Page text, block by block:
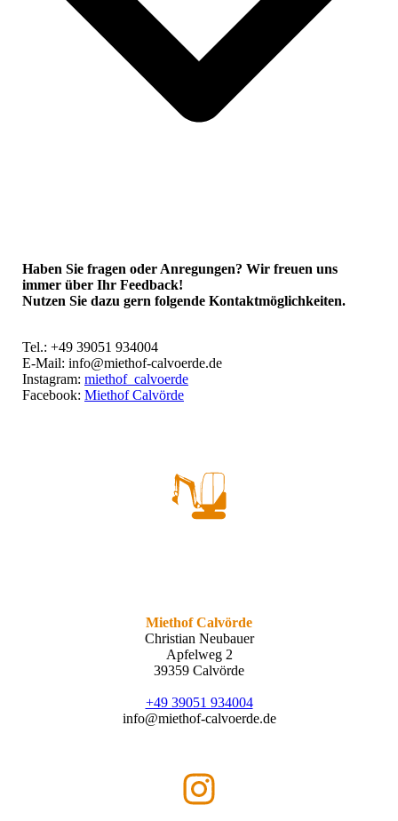
Haben Sie fragen oder Anregungen? Wir freuen uns
immer über Ihr Feedback!
Nutzen Sie dazu gern folgende Kontaktmöglichkeiten.
Tel.: +49 39051 934004
E-Mail: info@miethof-calvoerde.de
Instagram: miethof_calvoerde
Facebook: Miethof Calvörde
Miethof Calvörde
Christian Neubauer
Apfelweg 2
39359 Calvörde
+49 39051 934004
info@miethof-calvoerde.de